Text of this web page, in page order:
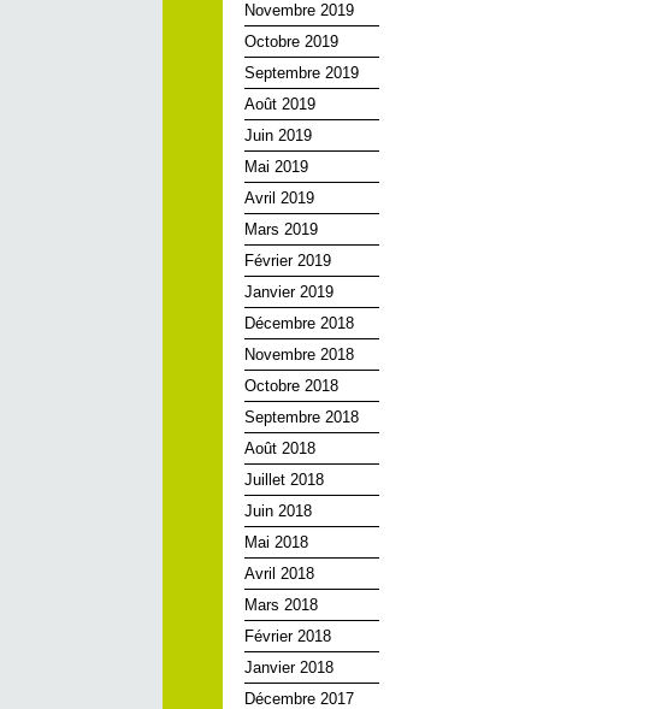
Novembre 2019
Octobre 2019
Septembre 2019
Août 2019
Juin 2019
Mai 2019
Avril 2019
Mars 2019
Février 2019
Janvier 2019
Décembre 2018
Novembre 2018
Octobre 2018
Septembre 2018
Août 2018
Juillet 2018
Juin 2018
Mai 2018
Avril 2018
Mars 2018
Février 2018
Janvier 2018
Décembre 2017